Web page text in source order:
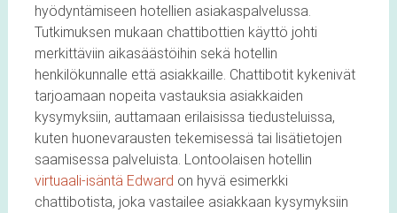
hyödyntämiseen hotellien asiakaspalvelussa.
Tutkimuksen mukaan chattibottien käyttö johti
merkittäviin aikasäästöihin sekä hotellin
henkilökunnalle että asiakkaille. Chattibotit kykenivät
tarjoamaan nopeita vastauksia asiakkaiden
kysymyksiin, auttamaan erilaisissa tiedusteluissa,
kuten huonevarausten tekemisessä tai lisätietojen
saamisessa palveluista. Lontoolaisen hotellin
virtuaali-isäntä Edward on hyvä esimerkki
chattibotista, joka vastailee asiakkaan kysymyksiin